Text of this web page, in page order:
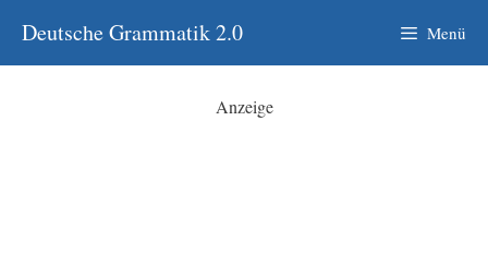
Inhalt
springen
Deutsche Grammatik 2.0 Menü
Anzeige